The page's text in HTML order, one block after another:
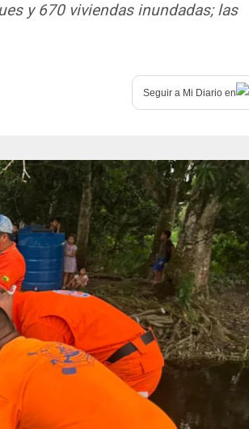
y 670 viviendas inundadas; las
Seguir a Mi Diario en